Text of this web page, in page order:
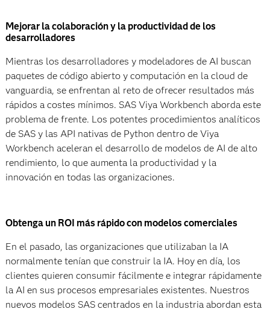
Mejorar la colaboración y la productividad de los
desarrolladores
Mientras los desarrolladores y modeladores de AI buscan
paquetes de código abierto y computación en la cloud de
vanguardia, se enfrentan al reto de ofrecer resultados más
rápidos a costes mínimos. SAS Viya Workbench aborda este
problema de frente. Los potentes procedimientos analíticos
de SAS y las API nativas de Python dentro de Viya
Workbench aceleran el desarrollo de modelos de AI de alto
rendimiento, lo que aumenta la productividad y la
innovación en todas las organizaciones.
Obtenga un ROI más rápido con modelos comerciales
En el pasado, las organizaciones que utilizaban la IA
normalmente tenían que construir la IA. Hoy en día, los
clientes quieren consumir fácilmente e integrar rápidamente
la AI en sus procesos empresariales existentes. Nuestros
nuevos modelos SAS centrados en la industria abordan esta